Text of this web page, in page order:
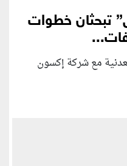
تبحثان خطوات
مع شركة إكسون